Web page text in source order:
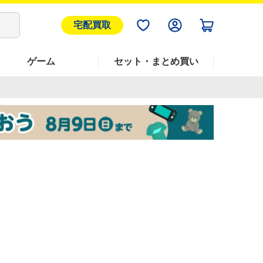
宅配買取
ゲーム セット・まとめ買い